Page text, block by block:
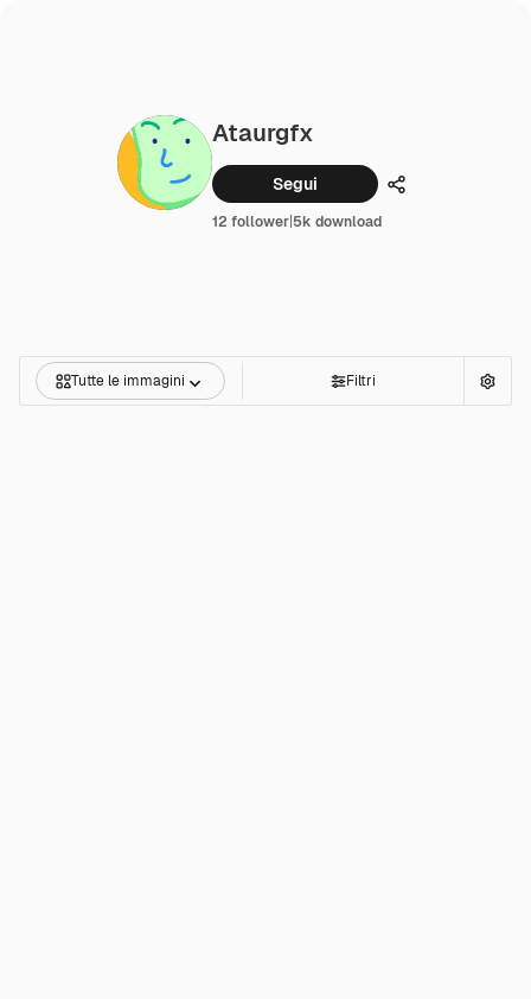
Ataurgfx
Segui Condividi
12 follower|5k download
Tutte le immagini Filtri